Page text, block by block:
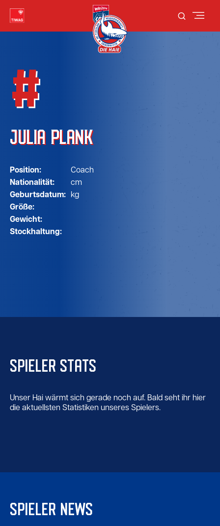
Position:
Nationalität:
Geburtsdatum:
Größe:
Gewicht:
Stockhaltung:
Coach
cm
kg
#
JULIA PLANK
SPIELER STATS
Unser Hai wärmt sich gerade noch auf. Bald seht ihr hier
die aktuellsten Statistiken unseres Spielers.
SPIELER NEWS